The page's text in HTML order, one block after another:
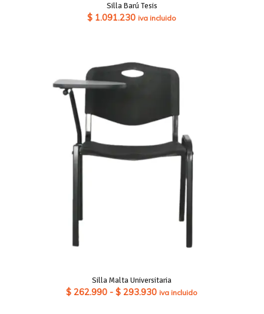
Silla Barú Tesis
$ 1.091.230 iva incluido
Silla Malta Universitaria
$ 262.990 - $ 293.930Rango
iva incluido